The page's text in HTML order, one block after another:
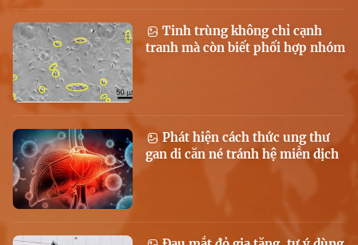
Tinh trùng không chỉ cạnh
tranh mà còn biết phối hợp nhóm
Phát hiện cách thức ung thư
gan di căn né tránh hệ miễn dịch